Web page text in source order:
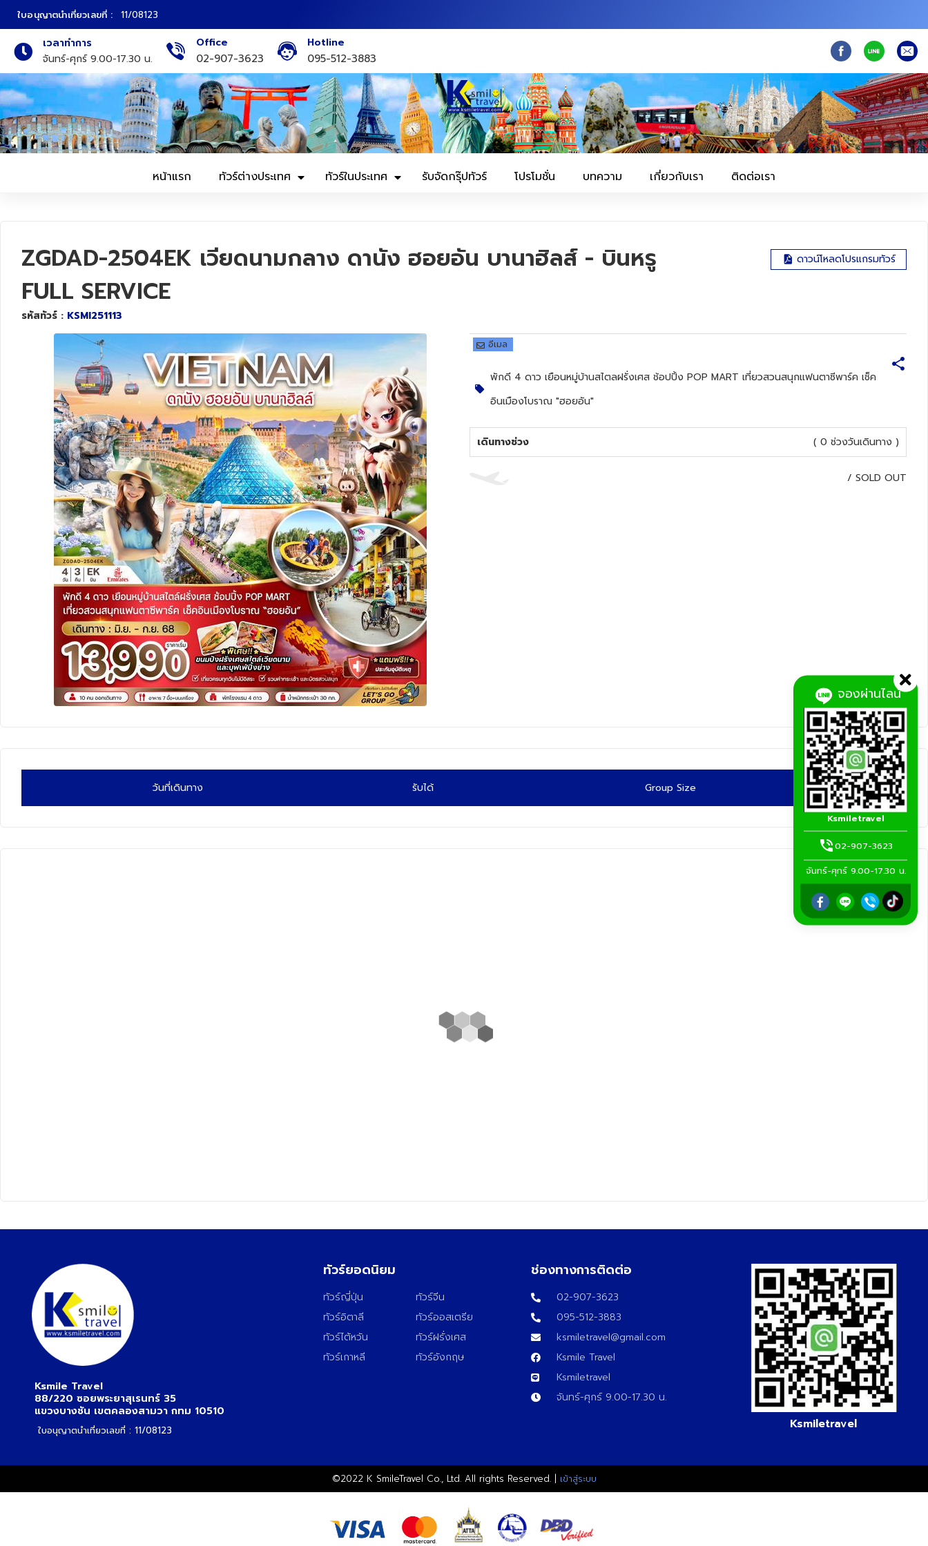
ใบอนุญาตนำเที่ยวเลขที่ : 11/08123
เวลาทำการ
จันทร์-ศุกร์ 9.00-17.30 น.
Office
02-907-3623
Hotline
095-512-3883
หน้าแรก ทัวร์ต่างประเทศ ทัวร์ในประเทศ รับจัดกรุ๊ปทัวร์ โปรโมชั่น บทความ เกี่ยวกับเรา ติดต่อเรา
ZGDAD-2504EK เวียดนามกลาง ดานัง ฮอยอัน บานาฮิลส์ - บินหรู
FULL SERVICE
รหัสทัวร์ : KSMI251113
ดาวน์โหลดโปรแกรมทัวร์
อีเมล
พักดี 4 ดาว เยือนหมู่บ้านสไตลฝรั่งเศส ช้อปปิ้ง POP MART เที่ยวสวนสนุกแฟนตาซีพาร์ค เช็ค
อินเมืองโบราณ "ฮอยอัน"
เดินทางช่วง ( 0 ช่วงวันเดินทาง )
/ SOLD OUT
วันที่เดินทาง รับได้ Group Size
จองผ่านไลน์
Ksmiletravel
02-907-3623
จันทร์-ศุกร์ 9.00-17.30 น.
Ksmile Travel
88/220 ซอยพระยาสุเรนทร์ 35
แขวงบางชัน เขตคลองสามวา กทม 10510
ใบอนุญาตนำเที่ยวเลขที่ : 11/08123
ทัวร์ยอดนิยม
ทัวร์ญี่ปุ่น
ทัวร์อิตาลี
ทัวร์ไต้หวัน
ทัวร์เกาหลี
ทัวร์จีน
ทัวร์ออสเตรีย
ทัวร์ฝรั่งเศส
ทัวร์อังกฤษ
ช่องทางการติดต่อ
02-907-3623
095-512-3883
ksmiletravel@gmail.com
Ksmile Travel
Ksmiletravel
จันทร์-ศุกร์ 9.00-17.30 น.
Ksmiletravel
©2022 K SmileTravel Co., Ltd. All rights Reserved. | เข้าสู่ระบบ
ทัวร์ญี่ปุ่น
ทัวร์เกาหลี
ทัวร์ยุโรป
ทัวร์สแกนดิเนเวีย
ทัวร์สิงคโปร์
ทัวร์ตุรเคีย
ทัวร์สวิตเซอร์แลนด์
ทัวร์พม่า
ทัวร์ลาว
ทัวร์มัลดีฟส์
ทัวร์เวียดนาม
ทัวร์อียิปต์
ทัวร์จอร์เจีย
ทัวร์อินเดีย
ทัวร์บาหลี
ทัวร์นิวซีแลนด์
ทัวร์ออสเตรเลีย
ภาคเหนือ
ภาคกลาง
ภาคอีสาน
ภาคตะวันตก